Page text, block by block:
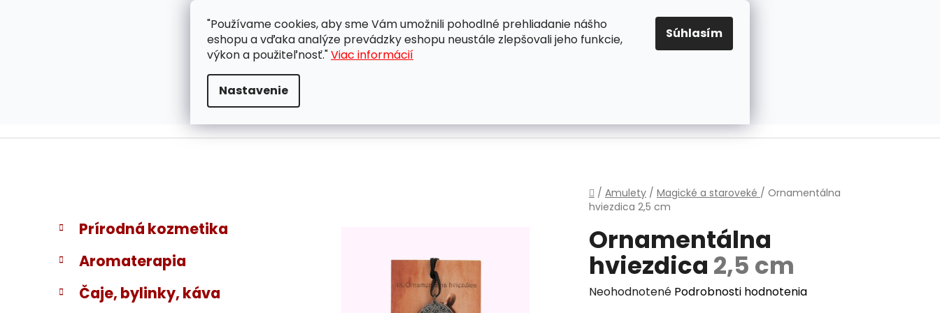
"Používame cookies, aby sme Vám umožnili pohodlné prehliadanie nášho
eshopu a vďaka analýze prevádzky eshopu neustále zlepšovali jeho funkcie,
výkon a použiteľnosť."Viac informácií
Nastavenie
Súhlasím
ZÁKAZNÍCKA PODPORA OBCHODNÉ PODMIENKY OCHRANA OSOBNÝCH ÚDAJOV PRAVIDLÁ PRE COOKIES
EUR
Domov
/ Amulety / Magické a staroveké / Ornamentálna
hviezdica 2,5 cm
B
č
ý
Preskočiť
kategórie
K
a
t
e
ó
Prírodná kozmetika
Aromaterapia
Čaje, bylinky, káva
Ornamentálna
hviezdica 2,5 cm
Priemerné
Neohodnotené Podrobnosti hodnotenia